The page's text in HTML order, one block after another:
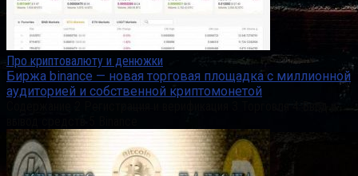
Про криптовалюту и денюжки
Биржа binance — новая торговая площадка с миллионной
аудиторией и собственной криптомонетой